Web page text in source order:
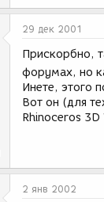
29 дек 2001
Прискорбно,
форумах, но
Инете, этого
Вот он (для
Rhinoceros
2 янв 2002